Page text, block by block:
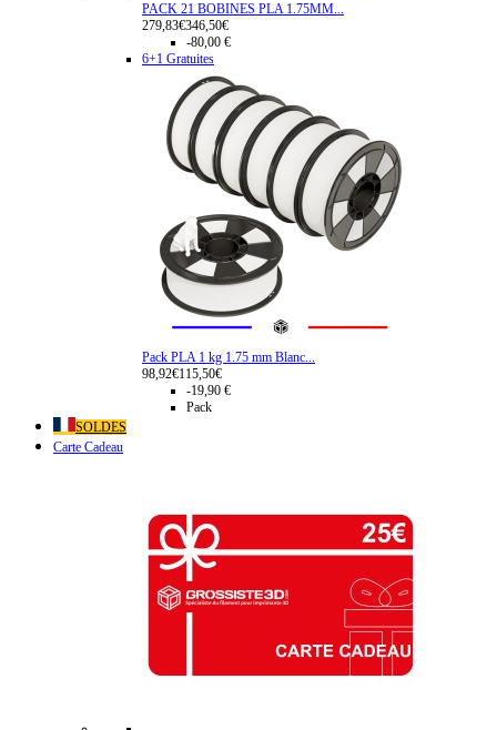
PACK 21 BOBINES PLA 1.75MM...
279,83€346,50€
-80,00 €
6+1 Gratuites
Pack PLA 1 kg 1.75 mm Blanc...
98,92€115,50€
-19,90 €
Pack
SOLDES
Carte Cadeau